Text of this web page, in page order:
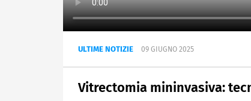
ULTIME NOTIZIE 09 GIUGNO 2025
Vitrectomia mininvasiva: